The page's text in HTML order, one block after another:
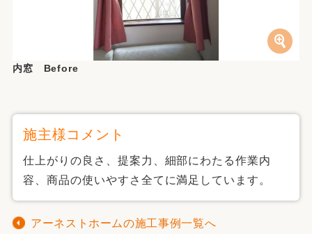
内窓 Before
施主様コメント
仕上がりの良さ、提案力、細部にわたる作業内
容、商品の使いやすさ全てに満足しています。
アーネストホームの施工事例一覧へ